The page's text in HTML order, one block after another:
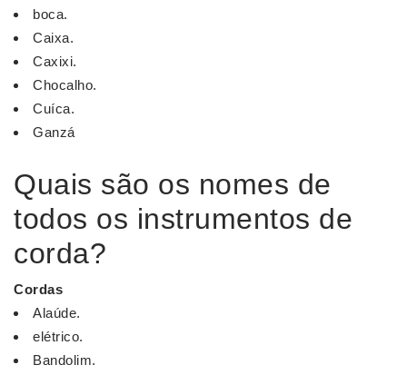
boca.
Caixa.
Caxixi.
Chocalho.
Cuíca.
Ganzá
Quais são os nomes de
todos os instrumentos de
corda?
Cordas
Alaúde.
elétrico.
Bandolim.